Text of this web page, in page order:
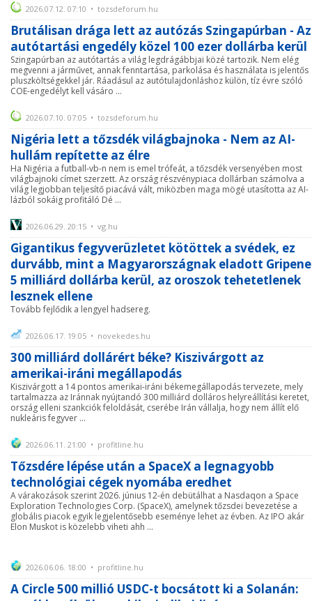
2026.07.12. 07:10 • tozsdeforum.hu
Brutálisan drága lett az autózás Szingapúrban - Az
autótartási engedély közel 100 ezer dollárba kerül
Szingapúrban az autótartás a világ legdrágábbjai közé tartozik. Nem elég
megvenni a járművet, annak fenntartása, parkolása és használata is jelentős
pluszköltségekkel jár. Ráadásul az autótulajdonláshoz külön, tíz évre szóló
COE-engedélyt kell vásáro ...
2026.07.10. 07:05 • tozsdeforum.hu
Nigéria lett a tőzsdék világbajnoka - Nem az AI-
hullám repítette az élre
Ha Nigéria a futball-vb-n nem is emel trófeát, a tőzsdék versenyében most
világbajnoki címet szerzett. Az ország részvénypiaca dollárban számolva a
világ legjobban teljesítő piacává vált, miközben maga mögé utasította az AI-
lázból sokáig profitáló Dé ...
2026.06.29. 20:15 • vg.hu
Gigantikus fegyverüzletet kötöttek a svédek, ez
durvább, mint a Magyarországnak eladott
5 milliárd dollárba kerül, az oroszok tehetetlenek
lesznek ellene
Tovább fejlődik a lengyel hadsereg.
2026.06.17. 19:05 • novekedes.hu
300 milliárd dollárért béke? Kiszivárgott az
amerikai-iráni megállapodás
Kiszivárgott a 14 pontos amerikai-iráni békemegállapodás tervezete, mely
tartalmazza az Iránnak nyújtandó 300 milliárd dolláros helyreállítási keretet,
ország elleni szankciók feloldását, cserébe Irán vállalja, hogy nem állít elő
nukleáris fegyver ...
2026.06.11. 21:00 • profitline.hu
Tőzsdére lépése után a SpaceX a legnagyobb
technológiai cégek nyomába eredhet
A várakozások szerint 2026. június 12-én debütálhat a Nasdaqon a Space
Exploration Technologies Corp. (SpaceX), amelynek tőzsdei bevezetése a
globális piacok egyik legjelentősebb eseménye lehet az évben. Az IPO akár
Elon Muskot is közelebb viheti ahh ...
2026.06.06. 18:00 • profitline.hu
A Circle 500 millió USDC-t bocsátott ki a Solanán: